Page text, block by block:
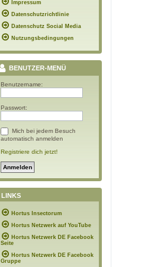
Impressum
Datenschutzrichtlinie
Datenschutz Social Media
Nutzungsbedingungen
BENUTZER-MENÜ
Benutzername:
Passwort:
Mich bei jedem Besuch
automatisch anmelden
Registriere dich jetzt!
LINKS
Hortus Insectorum
Hortus Netzwerk auf YouTube
Hortus Netzwerk DE Facebook
Seite
Hortus Netzwerk DE Facebook
Gruppe